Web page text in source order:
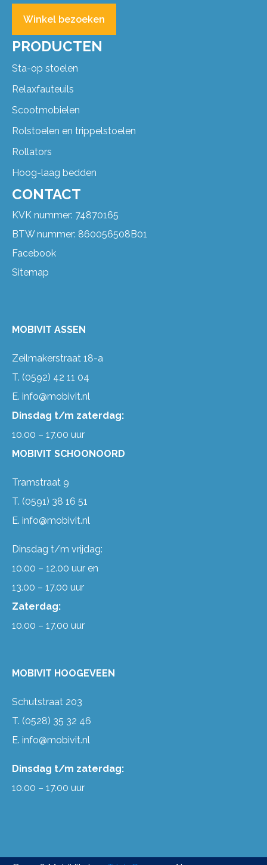
Winkel bezoeken
PRODUCTEN
Sta-op stoelen
Relaxfauteuils
Scootmobielen
Rolstoelen en trippelstoelen
Rollators
Hoog-laag bedden
CONTACT
KVK nummer: 74870165
BTW nummer: 860056508B01
Facebook
Sitemap
MOBIVIT ASSEN
Zeilmakerstraat 18-a
T. (0592) 42 11 04
E. info@mobivit.nl
Dinsdag t/m zaterdag:
10.00 – 17.00 uur
MOBIVIT SCHOONOORD
Tramstraat 9
T. (0591) 38 16 51
E. info@mobivit.nl
Dinsdag t/m vrijdag:
10.00 – 12.00 uur en
13.00 – 17.00 uur
Zaterdag:
10.00 – 17.00 uur
MOBIVIT HOOGEVEEN
Schutstraat 203
T. (0528) 35 32 46
E. info@mobivit.nl
Dinsdag t/m zaterdag:
10.00 – 17.00 uur